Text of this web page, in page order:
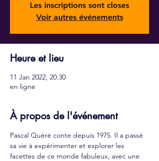
Les inscriptions sont closes
Voir autres événements
Heure et lieu
11 Jan 2022, 20:30
en ligne
À propos de l'événement
Pascal Quéré conte depuis 1975. Il a passé
sa vie à expérimenter et explorer les
facettes de ce monde fabuleux, avec une